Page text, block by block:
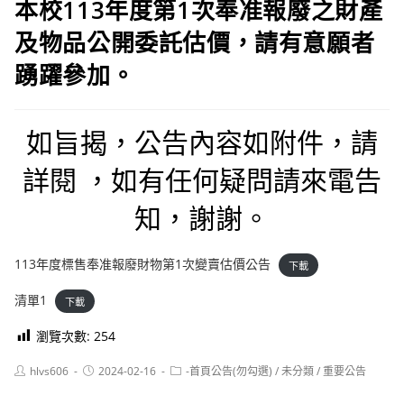
本校113年度第1次奉准報廢之財產
及物品公開委託估價，請有意願者
踴躍參加。
如旨揭，公告內容如附件，請
詳閱 ，如有任何疑問請來電告
知，謝謝。
113年度標售奉准報廢財物第1次變賣估價公告 下載
清單1 下載
瀏覽次數: 254
Posthlvs606
Post2024-02-16
Post-首頁公告(勿勾選) /未分類/重要公告